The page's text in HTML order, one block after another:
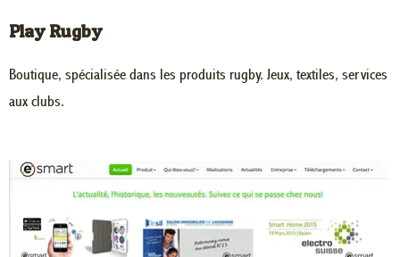
Play Rugby
Boutique, spécialisée dans les produits rugby. Jeux, textiles, services
aux clubs.